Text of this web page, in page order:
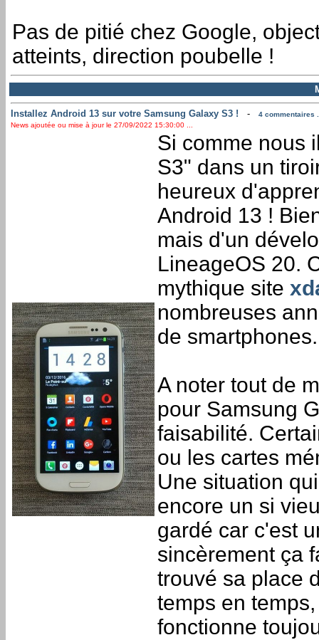
Pas de pitié chez Google,
atteints, direction poubelle !
Installez Android 13 sur votre Samsung Galaxy S3 ! -
4 commentaires
News ajoutée ou mise à jour le 27/09/2022 15:30:00 ...
Si comme nous
S3" dans un
heureux
Android 13 !
mais d'un
LineageOS 20.
mythique site
nombreuses
de smartphones.
A noter tout de
pour Samsung
faisabilité.
ou les cartes
Une situation
encore un si
gardé car c'est
sincèrement ça
trouvé sa place
temps en
fonctionne